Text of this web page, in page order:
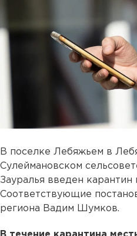
В поселке Лебяжьем в
Сулеймановском
Зауралья введен карантин
Соответствующие
региона Вадим Шумков.